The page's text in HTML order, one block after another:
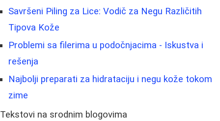
Savršeni Piling za Lice: Vodič za Negu Različitih
Tipova Kože
Problemi sa filerima u podočnjacima - Iskustva i
rešenja
Najbolji preparati za hidrataciju i negu kože tokom
zime
Tekstovi na srodnim blogovima